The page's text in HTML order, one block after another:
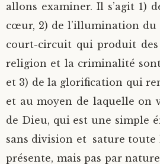
allons examiner. Il s’agit 1)
cœur, 2) de l’illumination
court-circuit qui produit
religion et la criminalité
et 3) de la glorification qui
et au moyen de laquelle on
de Dieu, qui est une simple
sans division et sature
présente, mais pas par